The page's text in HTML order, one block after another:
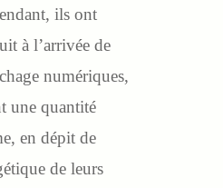
ils ont
à l’arrivée de
numériques,
une quantité
en dépit de
de leurs